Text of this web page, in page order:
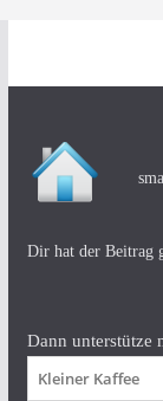
Dir hat der Beitrag
Dann unterstütze